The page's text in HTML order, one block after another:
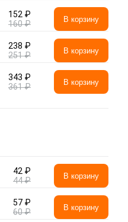
152 ₽
160 ₽
В корзину
238 ₽
251 ₽
В корзину
343 ₽
361 ₽
В корзину
42 ₽
44 ₽
В корзину
57 ₽
60 ₽
В корзину